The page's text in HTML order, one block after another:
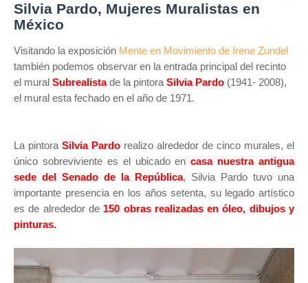
Silvia Pardo, Mujeres Muralistas en
México
Visitando la exposición Mente en Movimiento de Irene Zundel
también podemos observar en la entrada principal del recinto
el mural Subrealistade la pintora Silvia Pardo (1941- 2008),
el mural esta fechado en el año de 1971.
La pintora Silvia Pardo realizo alrededor de cinco murales, el
único sobreviviente es el ubicado en casa nuestra antigua
sede del Senado de la República, Silvia Pardo tuvo una
importante presencia en los años setenta, su legado artístico
es de alrededor de 150 obras realizadas en óleo, dibujos y
pinturas.